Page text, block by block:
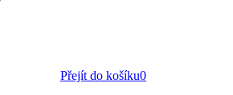
Přejít do košíku0